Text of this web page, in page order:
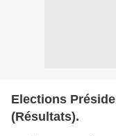
Elections
(Résultats).